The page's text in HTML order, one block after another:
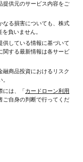
提供元のサービス内容をご
なる損害についても、株式
負いません。
供している情報に基づいて
関する最新情報は各サービ
融商品投資におけるリスク
には、「 カードローン利用
ご自身の判断で行ってくだ